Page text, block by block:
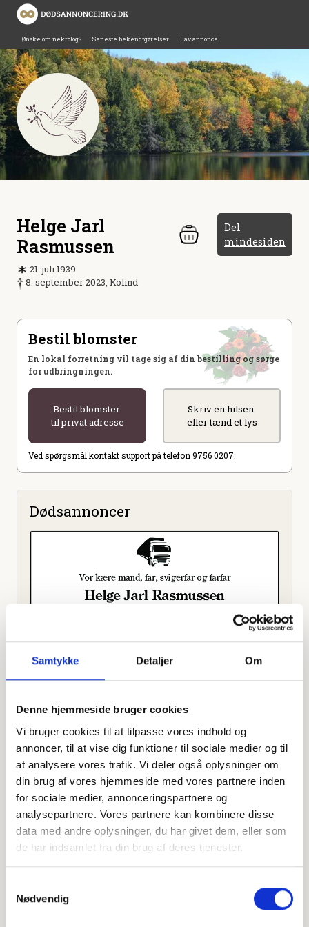
Samtykke Detaljer Om
Denne hjemmeside bruger cookies
Vi bruger cookies til at tilpasse vores indhold og
annoncer, til at vise dig funktioner til sociale medier og til
at analysere vores trafik. Vi deler også oplysninger om
din brug af vores hjemmeside med vores partnere inden
for sociale medier, annonceringspartnere og
analysepartnere. Vores partnere kan kombinere disse
data med andre oplysninger, du har givet dem, eller som
de har indsamlet fra din brug af deres tjenester.
Nødvendig
Ønske om nekrolog? Seneste bekendtgørelser Lav annonce
Helge Jarl
Rasmussen
Del
mindesiden
21. juli 1939
8. september 2023, Kolind
Bestil blomster
En lokal forretning vil tage sig af din bestilling og sørge
for udbringningen.
Bestil blomster
til privat adresse
Skriv en hilsen
eller tænd et lys
Ved spørgsmål kontakt support på telefon 9756 0207.
Dødsannoncer
Offentligtgjort i Din Avis Syddjurs d. 13. september 2023
Højtideligheden
Fredagd. 15. september 2023 kl. 11.00
Nødager Kirke
Sognevejen 10C, 8560 Kolind
+
−